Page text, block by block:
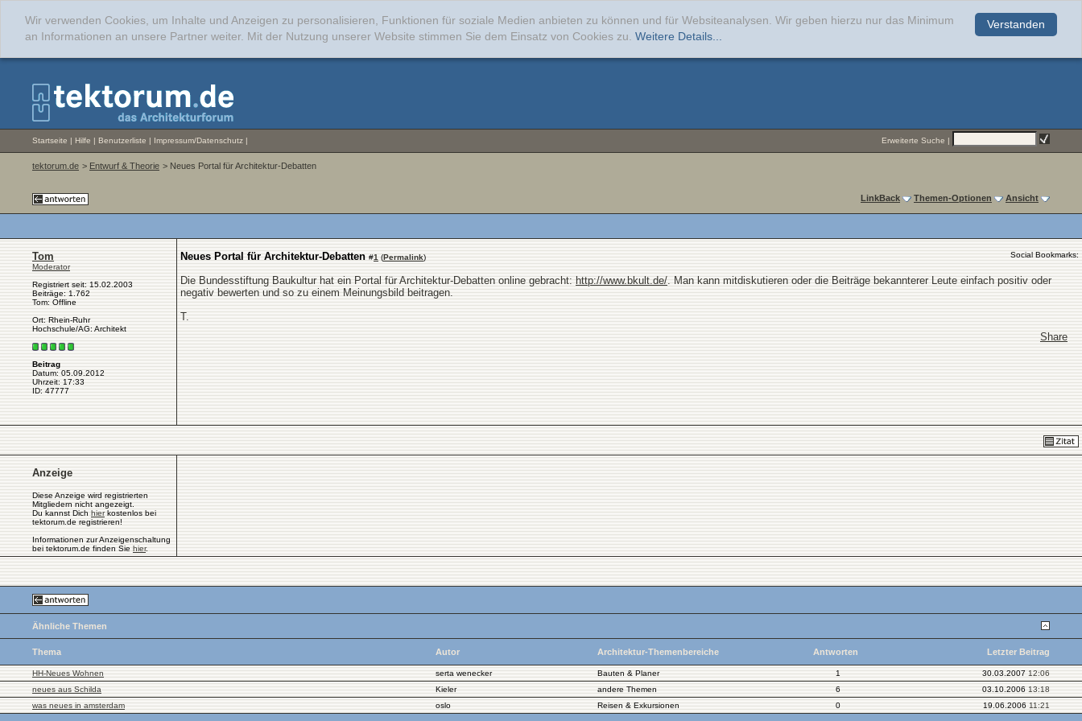
Verstanden
Wir verwenden Cookies, um Inhalte und Anzeigen zu personalisieren, Funktionen für soziale Medien anbieten zu können und für Websiteanalysen. Wir geben hierzu nur das Minimum
an Informationen an unsere Partner weiter. Mit der Nutzung unserer Website stimmen Sie dem Einsatz von Cookies zu. Weitere Details...
Startseite | Hilfe | Benutzerliste | Impressum/Datenschutz | Erweiterte Suche |
tektorum.de > Entwurf & Theorie > Neues Portal für Architektur-Debatten
LinkBack Themen-Optionen Ansicht
Tom
Moderator
Registriert seit: 15.02.2003
Beiträge: 1.762
Tom: Offline
Ort: Rhein-Ruhr
Hochschule/AG: Architekt
Beitrag
Datum: 05.09.2012
Uhrzeit: 17:33
ID: 47777
Neues Portal für Architektur-Debatten #1 (Permalink) Social Bookmarks:
Die Bundesstiftung Baukultur hat ein Portal für Architektur-Debatten online gebracht: http://www.bkult.de/. Man kann mitdiskutieren oder die Beiträge bekannterer Leute einfach positiv oder
negativ bewerten und so zu einem Meinungsbild beitragen.
T.
Share
Anzeige
Diese Anzeige wird registrierten
Mitgliedern nicht angezeigt.
Du kannst Dich hierkostenlos bei
tektorum.de registrieren!
Informationen zur Anzeigenschaltung
bei tektorum.de finden Sie hier.
Ähnliche Themen
Thema Autor Architektur-Themenbereiche Antworten Letzter Beitrag
HH-Neues Wohnen serta wenecker Bauten & Planer 1 30.03.2007 12:06
neues aus Schilda
Kieler andere Themen 6 03.10.2006 13:18
was neues in amsterdam
oslo Reisen & Exkursionen 0 19.06.2006 11:21